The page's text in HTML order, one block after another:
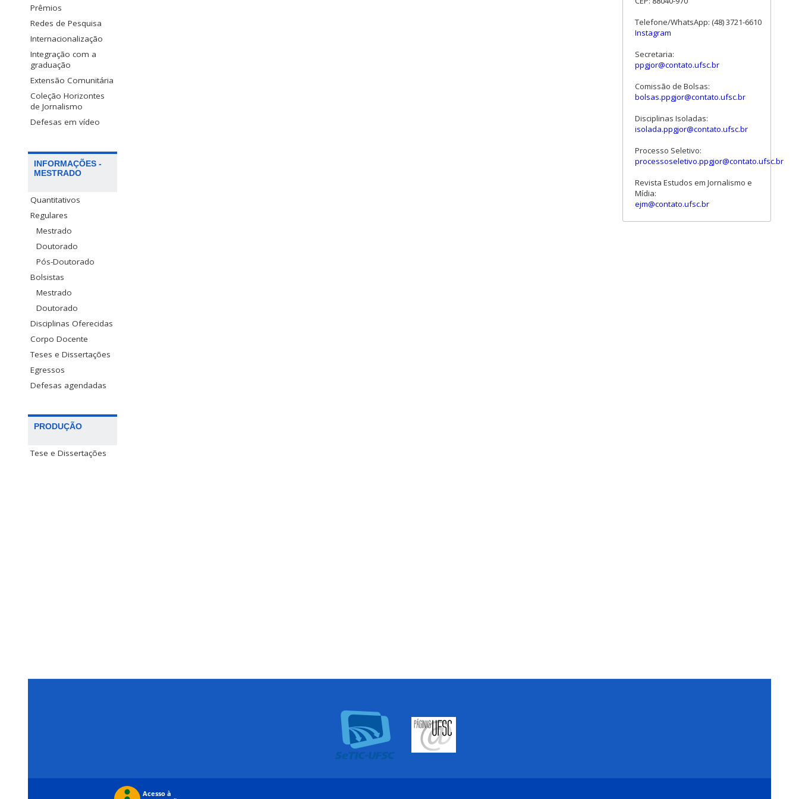
Prêmios
Redes de Pesquisa
Internacionalização
Integração com a
graduação
Extensão Comunitária
Coleção Horizontes
de Jornalismo
Defesas em vídeo
INFORMAÇÕES -
MESTRADO
Quantitativos
Regulares
Mestrado
Doutorado
Pós-Doutorado
Bolsistas
Mestrado
Doutorado
Disciplinas Oferecidas
Corpo Docente
Teses e Dissertações
Egressos
Defesas agendadas
PRODUÇÃO
Tese e Dissertações
Telefone/WhatsApp: (48) 3721-6610
Instagram
Secretaria:
ppgjor@contato.ufsc.br
Comissão de Bolsas:
bolsas.ppgjor@contato.ufsc.br
Disciplinas Isoladas:
isolada.ppgjor@contato.ufsc.br
Processo Seletivo:
processoseletivo.ppgjor@contato.ufsc.br
Revista Estudos em Jornalismo e
Mídia:
ejm@contato.ufsc.br